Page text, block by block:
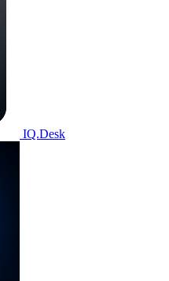
IQ.Desk